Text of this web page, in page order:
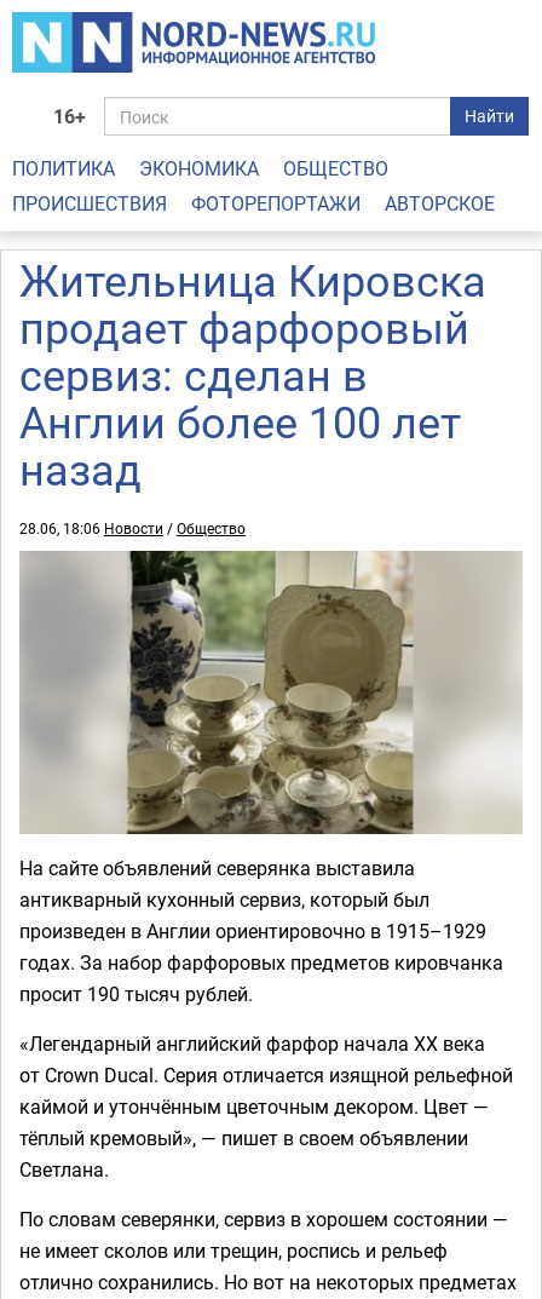
16+ Найти
ПОЛИТИКА ЭКОНОМИКА
ОБЩЕСТВО
ПРОИСШЕСТВИЯ
ФОТОРЕПОРТАЖИ АВТОРСКОЕ
Жительница Кировска
продает фарфоровый
сервиз: сделан в
Англии более 100 лет
назад
28.06, 18:06 Новости /Общество
На сайте объявлений северянка выставила
антикварный кухонный сервиз, который был
произведен в Англии ориентировочно в 1915–1929
годах. За набор фарфоровых предметов кировчанка
просит 190 тысяч рублей.
«Легендарный английский фарфор начала XX века
от Сrоwn Ducal. Серия отличается изящной рельефной
каймой и утончённым цветочным декором. Цвет —
тёплый кремовый», — пишет в своем объявлении
Светлана.
По словам северянки, сервиз в хорошем состоянии —
не имеет сколов или трещин, роспись и рельеф
отлично сохранились. Но вот на некоторых предметах